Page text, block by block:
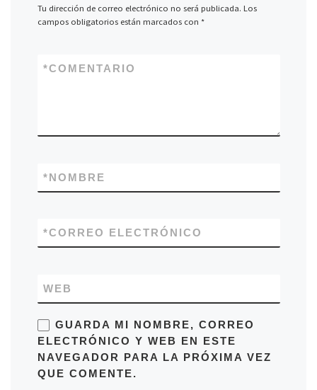
Tu dirección de correo electrónico no será publicada. Los
campos obligatorios están marcados con *
COMENTARIO
*
NOMBRE
*
CORREO ELECTRÓNICO
*
WEB
GUARDA MI NOMBRE, CORREO
ELECTRÓNICO Y WEB EN ESTE
NAVEGADOR PARA LA PRÓXIMA VEZ
QUE COMENTE.